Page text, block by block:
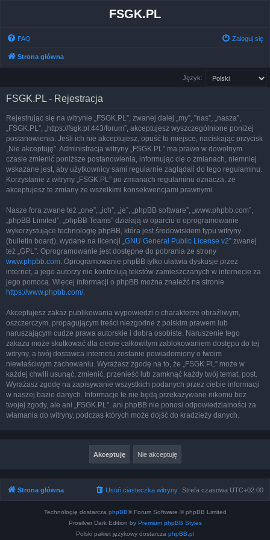
FSGK.PL
FAQ Zaloguj się
Strona główna
Język:
FSGK.PL - Rejestracja
Rejestrując się na witrynie „FSGK.PL”, zwanej dalej „my”, ”nas”, „nasza”,
„FSGK.PL”, „https://fsgk.pl:443/forum”, akceptujesz wyszczególnione poniżej
postanowienia. Jeśli ich nie akceptujesz, opuść to miejsce, naciskając przycisk
„Nie akceptuję”. Administracja witryny „FSGK.PL” ma prawo w dowolnym
czasie zmienić poniższe postanowienia, informując cię o zmianach, niemniej
wskazane jest, aby użytkownicy sami regularnie zaglądali do tego regulaminu.
Korzystanie z witryny „FSGK.PL” po zmianach regulaminu oznacza, że
akceptujesz te zmiany ze wszelkimi konsekwencjami prawnymi.
Nasze fora zwane też „one”, „ich”, „je”, „phpBB software”, „www.phpbb.com”,
„phpBB Limited”, „phpBB Teams” działają w oparciu o oprogramowanie
wykorzystujące technologię phpBB, która jest środowiskiem typu witryny
(bulletin board), wydane na licencji „GNU General Public License v2” zwanej
też „GPL”. Oprogramowanie jest dostępne do pobrania ze strony
www.phpbb.com. Oprogramowanie phpBB tylko ułatwia dyskusje przez
internet, a jego autorzy nie kontrolują tekstów zamieszczanych w internecie za
jego pomocą. Więcej informacji o phpBB można znaleźć na stronie
https://www.phpbb.com/.
Akceptujesz zakaz publikowania wypowiedzi o charakterze obraźliwym,
oszczerczym, propagującym treści niezgodne z polskim prawem lub
naruszającym cudze prawa autorskie i dobra osobiste. Naruszenie tego
zakazu może skutkować dla ciebie całkowitym zablokowaniem dostępu do tej
witryny, a twój dostawca internetu zostanie powiadomiony o twoim
niewłaściwym zachowaniu. Wyrażasz zgodę na to, że „FSGK.PL” może w
każdej chwili usunąć, zmienić, przenieść lub zamknąć każdy twój temat, post.
Wyrażasz zgodę na zapisywanie wszystkich podanych przez ciebie informacji
w naszej bazie danych. Informacje te nie będą przekazywane nikomu bez
twojej zgody, ale ani „FSGK.PL”, ani phpBB nie ponosi odpowiedzialności za
włamania do witryny, podczas których może dojść do kradzieży danych.
Strona główna Strefa czasowa UTC+02:00
Usuń ciasteczka witryny
Technologię dostarcza phpBB® Forum Software © phpBB Limited
Prosilver Dark Edition by Premium phpBB Styles
Polski pakiet językowy dostarcza phpBB.pl